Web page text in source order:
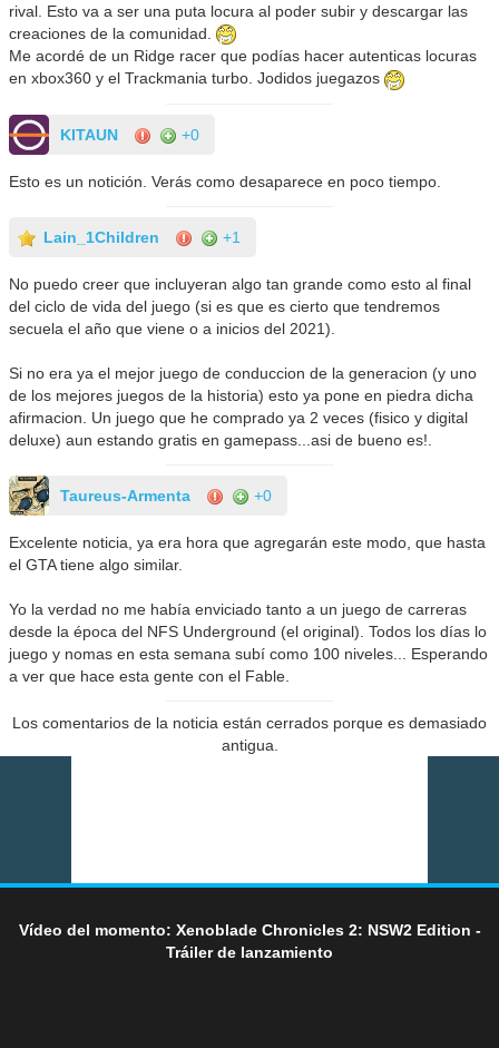
rival. Esto va a ser una puta locura al poder subir y descargar las
creaciones de la comunidad.
Me acordé de un Ridge racer que podías hacer autenticas locuras
en xbox360 y el Trackmania turbo. Jodidos juegazos
KITAUN +0
Esto es un notición. Verás como desaparece en poco tiempo.
Lain_1Children +1
No puedo creer que incluyeran algo tan grande como esto al final
del ciclo de vida del juego (si es que es cierto que tendremos
secuela el año que viene o a inicios del 2021).
Si no era ya el mejor juego de conduccion de la generacion (y uno
de los mejores juegos de la historia) esto ya pone en piedra dicha
afirmacion. Un juego que he comprado ya 2 veces (fisico y digital
deluxe) aun estando gratis en gamepass...asi de bueno es!.
Taureus-Armenta +0
Excelente noticia, ya era hora que agregarán este modo, que hasta
el GTA tiene algo similar.
Yo la verdad no me había enviciado tanto a un juego de carreras
desde la época del NFS Underground (el original). Todos los días lo
juego y nomas en esta semana subí como 100 niveles... Esperando
a ver que hace esta gente con el Fable.
Los comentarios de la noticia están cerrados porque es demasiado
antigua.
Vídeo del momento: Xenoblade Chronicles 2: NSW2 Edition -
Tráiler de lanzamiento